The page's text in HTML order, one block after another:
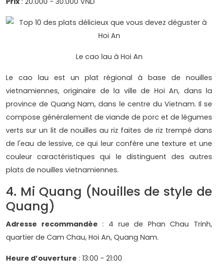
Le cao lau à Hoi An
Le cao lau est un plat régional à base de nouilles
vietnamiennes, originaire de la ville de Hoi An, dans la
province de Quang Nam, dans le centre du Vietnam. Il se
compose généralement de viande de porc et de légumes
verts sur un lit de nouilles au riz faites de riz trempé dans
de l'eau de lessive, ce qui leur confère une texture et une
couleur caractéristiques qui le distinguent des autres
plats de nouilles vietnamiennes.
4. Mi Quang (Nouilles de style de
Quang)
Adresse recommandée : 4 rue de Phan Chau Trinh,
quartier de Cam Chau, Hoi An, Quang Nam.
Heure d’ouverture : 13:00 - 21:00